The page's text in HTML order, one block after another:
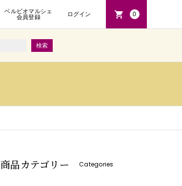
ベルビオマルシェ
会員登録
ログイン 0
商品カテゴリー Categories